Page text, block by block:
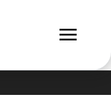
menu